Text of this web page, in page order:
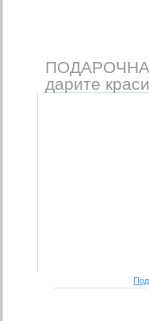
дарите